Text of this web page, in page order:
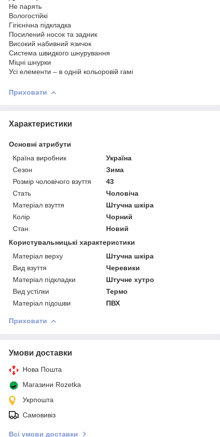
Не парять
Вологостійкі
Гігієнічна підкладка
Посилений носок та задник
Високий набивний язичок
Система швидкого шнурування
Міцні шнурки
Усі елементи – в одній кольоровій гамі
Приховати
Характеристики
Основні атрибути
Країна виробник
Україна
Сезон
Зима
Розмір чоловічого взуття
43
Стать
Чоловіча
Матеріал взуття
Штучна шкіра
Колір
Чорний
Стан
Новий
Користувальницькі характеристики
Матеріал верху
Штучна шкіра
Вид взуття
Черевики
Матеріал підкладки
Штучне хутро
Вид устілки
Термо
Матеріал підошви
ПВХ
Приховати
Умови доставки
Нова Пошта
Магазини Rozetka
Укрпошта
Самовивіз
Всі умови доставки